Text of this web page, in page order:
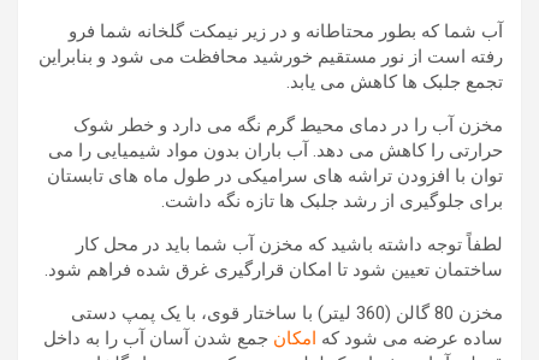
آب شما که بطور محتاطانه و در زیر نیمکت گلخانه شما فرو
رفته است از نور مستقیم خورشید محافظت می شود و بنابراین
تجمع جلبک ها کاهش می یابد.
مخزن آب را در دمای محیط گرم نگه می دارد و خطر شوک
حرارتی را کاهش می دهد. آب باران بدون مواد شیمیایی را می
توان با افزودن تراشه های سرامیکی در طول ماه های تابستان
برای جلوگیری از رشد جلبک ها تازه نگه داشت.
لطفاً توجه داشته باشید که مخزن آب شما باید در محل کار
ساختمان تعیین شود تا امکان قرارگیری غرق شده فراهم شود.
مخزن 80 گالن (360 لیتر) با ساختار قوی، با یک پمپ دستی
ساده عرضه می شود که امکان جمع شدن آسان آب را به داخل